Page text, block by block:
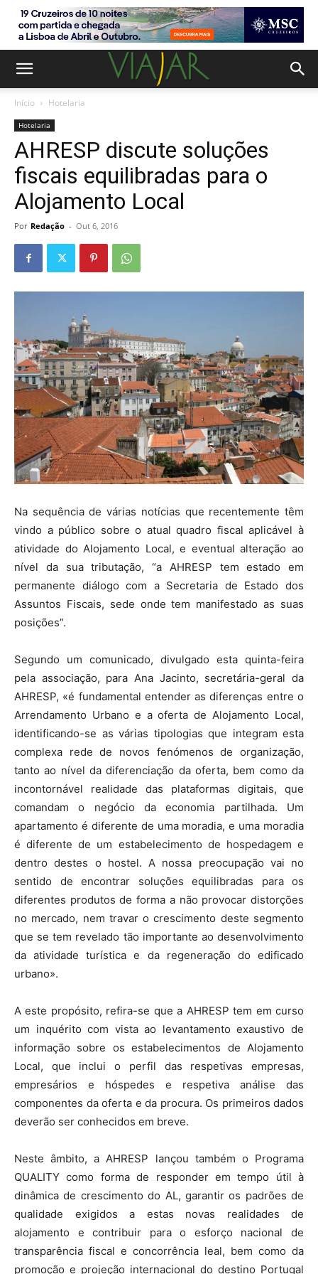
Início Hotelaria
Hotelaria
AHRESP discute soluções
fiscais equilibradas para o
Alojamento Local
Por Redação - Out 6, 2016
Na sequência de várias notícias que recentemente têm
vindo a público sobre o atual quadro fiscal aplicável à
atividade do Alojamento Local, e eventual alteração ao
nível da sua tributação, “a AHRESP tem estado em
permanente diálogo com a Secretaria de Estado dos
Assuntos Fiscais, sede onde tem manifestado as suas
posições”.
Segundo um comunicado, divulgado esta quinta-feira
pela associação, para Ana Jacinto, secretária-geral da
AHRESP, «é fundamental entender as diferenças entre o
Arrendamento Urbano e a oferta de Alojamento Local,
identificando-se as várias tipologias que integram esta
complexa rede de novos fenómenos de organização,
tanto ao nível da diferenciação da oferta, bem como da
incontornável realidade das plataformas digitais, que
comandam o negócio da economia partilhada. Um
apartamento é diferente de uma moradia, e uma moradia
é diferente de um estabelecimento de hospedagem e
dentro destes o hostel. A nossa preocupação vai no
sentido de encontrar soluções equilibradas para os
diferentes produtos de forma a não provocar distorções
no mercado, nem travar o crescimento deste segmento
que se tem revelado tão importante ao desenvolvimento
da atividade turística e da regeneração do edificado
urbano».
A este propósito, refira-se que a AHRESP tem em curso
um inquérito com vista ao levantamento exaustivo de
informação sobre os estabelecimentos de Alojamento
Local, que inclui o perfil das respetivas empresas,
empresários e hóspedes e respetiva análise das
componentes da oferta e da procura. Os primeiros dados
deverão ser conhecidos em breve.
Neste âmbito, a AHRESP lançou também o Programa
QUALITY como forma de responder em tempo útil à
dinâmica de crescimento do AL, garantir os padrões de
qualidade exigidos a estas novas realidades de
alojamento e contribuir para o esforço nacional de
transparência fiscal e concorrência leal, bem como da
promoção e projeção internacional do destino Portugal